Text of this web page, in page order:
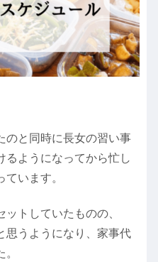
のと同時に長女の習い事
るようになってから忙し
います。
トしていたものの、
思うようになり、家事代